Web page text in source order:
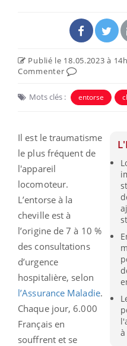
Publié le 18.05.2023 à
Commenter
Mots clés : entorse
Il est le traumatisme
le plus fréquent de
l'appareil
locomoteur.
L’entorse à la
cheville est à
l’origine de 7 à 10 %
des consultations
d’urgence
hospitalière, selon
l’Assurance Maladie.
Chaque jour, 6.000
Français en
souffrent et se